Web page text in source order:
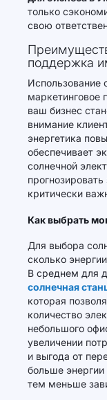
только
свою
поддержка
Использование
маркетинговое
ваш бизнес
внимание
энергетика
обеспечивает
солнечной
критически
Как выбрать
Для выбора
сколько
В среднем для
солнечная
которая
количество
небольшого
увеличении
и выгода от
больше
тем меньше